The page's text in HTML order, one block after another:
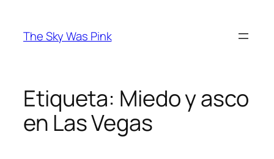
contenido
The Sky Was Pink
Etiqueta: Miedo y asco
en Las Vegas